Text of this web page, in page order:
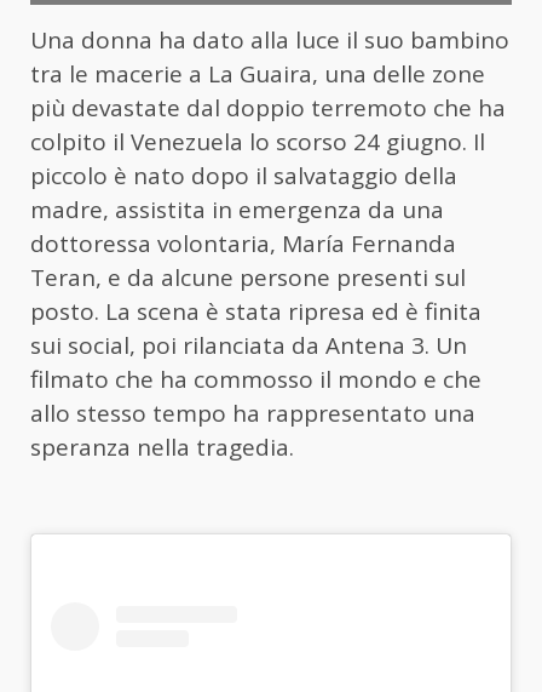
Una donna ha dato alla luce il suo bambino
tra le macerie a La Guaira, una delle zone
più devastate dal doppio terremoto che ha
colpito il Venezuela lo scorso 24 giugno. Il
piccolo è nato dopo il salvataggio della
madre, assistita in emergenza da una
dottoressa volontaria, María Fernanda
Teran, e da alcune persone presenti sul
posto. La scena è stata ripresa ed è finita
sui social, poi rilanciata da Antena 3. Un
filmato che ha commosso il mondo e che
allo stesso tempo ha rappresentato una
speranza nella tragedia.